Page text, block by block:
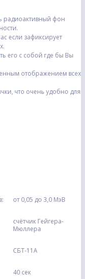
радиоактивный фон
если зафиксирует
его с собой где бы Вы
отображением всех
что очень удобно для
от 0,05 до 3,0 МэВ
счётчик Гейгера-
Мюллера
СБТ-11А
40 сек